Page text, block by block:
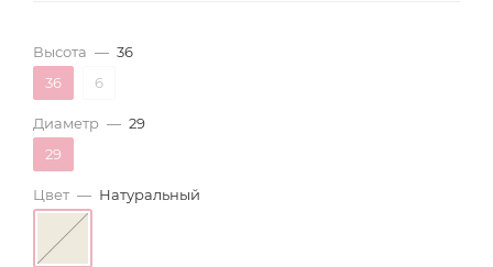
Высота — 36
36
6
Диаметр — 29
29
Цвет — Натуральный